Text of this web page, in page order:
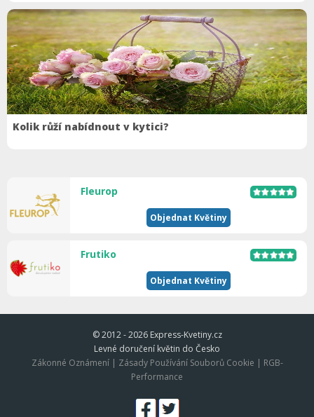
Kolik růží nabídnout v kytici?
Fleurop
Objednat Květiny
Frutiko
Objednat Květiny
© 2012 - 2026 Express-Kvetiny.cz
Levné doručení květin do Česko
Zákonné Oznámení| Zásady Používání Souborů Cookie | RGB-
Performance